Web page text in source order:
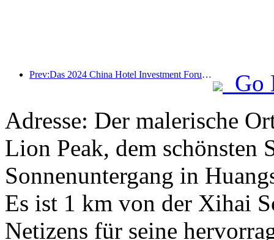
Prev:Das 2024 China Hotel Investment Forum wurde erfolgreich in Peking abgehalten
Go
Adresse: Der malerische
Lion Peak, dem schönsten
Sonnenuntergang in
Es ist 1 km von der Xihai
Netizens für seine